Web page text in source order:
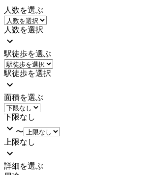
人数を選ぶ
人数を選択
駅徒歩を選ぶ
駅徒歩を選択
面積を選ぶ
下限なし
〜
上限なし
詳細を選ぶ